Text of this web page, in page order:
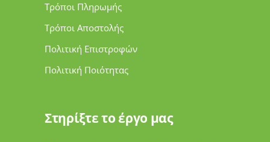
Τρόποι Πληρωμής
Τρόποι Αποστολής
Πολιτική Επιστροφών
Πολιτική Ποιότητας
Στηρίξτε το έργο μας